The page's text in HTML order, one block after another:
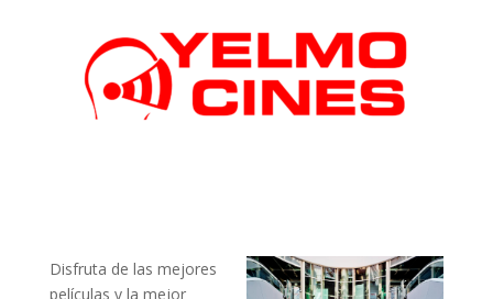
Disfruta de las mejores
películas y la mejor